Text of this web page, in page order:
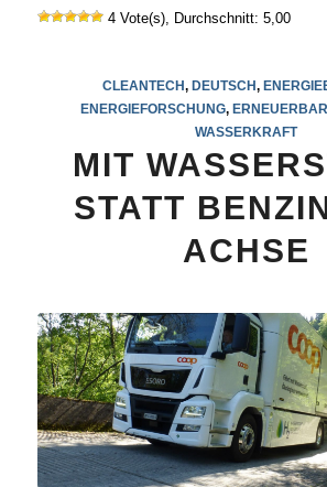
4 Vote(s), Durchschnitt: 5,00
CLEANTECH, DEUTSCH,
ENERGIEFORSCHUNG,
WASSERKRAFT
MIT
STATT
ACHSE